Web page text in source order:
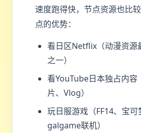
速度跑得快，节点资源也比
点的优势：
看日区Netflix（动漫资源
之一）
看YouTube日本独占内容
片、Vlog）
玩日服游戏（FF14、宝可
galgame联机）